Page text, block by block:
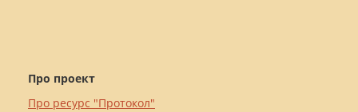
Про проект
Про ресурс "Протокол"